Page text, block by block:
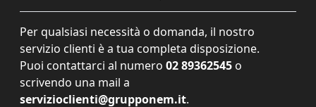
Per qualsiasi necessità o domanda, il nostro
servizio clienti è a tua completa disposizione.
Puoi contattarci al numero 02 89362545 o
scrivendo una mail a
servizioclienti@grupponem.it.